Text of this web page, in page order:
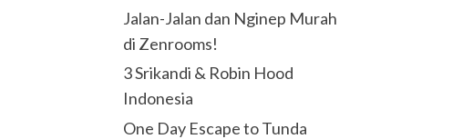
Jalan-Jalan dan Nginep Murah
di Zenrooms!
3 Srikandi & Robin Hood
Indonesia
One Day Escape to Tunda